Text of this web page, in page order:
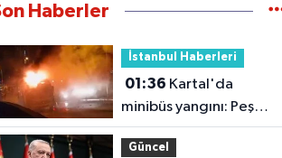
Haberler
İstanbul Haberleri
01:36
minibüs yangını: Peş
peşe patlamalar paniğe
neden oldu
Güncel